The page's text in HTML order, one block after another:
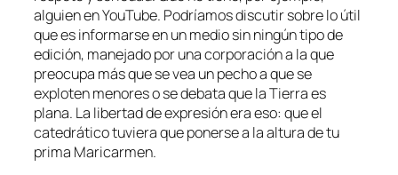
alguien en YouTube. Podríamos discutir sobre lo útil
que es informarse en un medio sin ningún tipo de
edición, manejado por una corporación a la que
preocupa más que se vea un pecho a que se
exploten menores o se debata que la Tierra es
plana. La libertad de expresión era eso: que el
catedrático tuviera que ponerse a la altura de tu
prima Maricarmen.